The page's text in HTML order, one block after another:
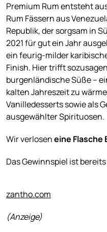
Premium Rum entsteht
Rum Fässern aus
Republik, der sorgsam in
2021 für gut ein Jahr
ein feurig-milder
Finish. Hier trifft
burgenländische Süße –
kalten Jahreszeit zu
Vanilledesserts sowie als
ausgewählter Spirituosen.
Wir verloseneine Flasche
Das Gewinnspiel ist
zantho.com
(Anzeige)